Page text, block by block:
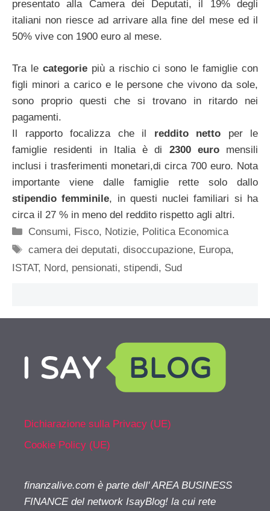
presentato alla Camera dei Deputati, il 19% degli
italiani non riesce ad arrivare alla fine del mese ed il
50% vive con 1900 euro al mese.
Tra le categoriepiù a rischio ci sono le famiglie con
figli minori a carico e le persone che vivono da sole,
sono proprio questi che si trovano in ritardo nei
pagamenti.
Il rapporto focalizza che il reddito netto per le
famiglie residenti in Italia è di 2300 euromensili
inclusi i trasferimenti monetari,di circa 700 euro. Nota
importante viene dalle famiglie rette solo dallo
stipendio femminile, in questi nuclei familiari si ha
circa il 27 % in meno del reddito rispetto agli altri.
Categorie
Consumi, Fisco, Notizie, Politica Economica
Tag
camera dei deputati,disoccupazione, Europa,
ISTAT, Nord, pensionati, stipendi, Sud
Dichiarazione sulla Privacy (UE)
Cookie Policy (UE)
finanzalive.com è parte dell' AREA BUSINESS
FINANCE del network IsayBlog! la cui rete